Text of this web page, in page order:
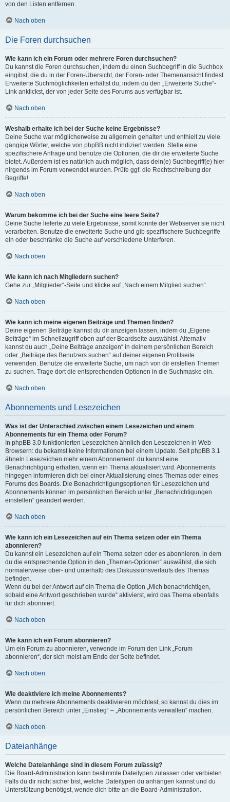
von den Listen entfernen.
Nach oben
Die Foren durchsuchen
Wie kann ich ein Forum oder mehrere Foren durchsuchen?
Du kannst die Foren durchsuchen, indem du einen Suchbegriff in die Suchbox
eingibst, die du in der Foren-Übersicht, der Foren- oder Themenansicht findest.
Erweiterte Suchmöglichkeiten erhältst du, indem du den „Erweiterte Suche“-
Link anklickst, der von jeder Seite des Forums aus verfügbar ist.
Nach oben
Weshalb erhalte ich bei der Suche keine Ergebnisse?
Deine Suche war möglicherweise zu allgemein gehalten und enthielt zu viele
gängige Wörter, welche von phpBB nicht indiziert werden. Stelle eine
spezifischere Anfrage und benutze die Optionen, die dir die erweiterte Suche
bietet. Außerdem ist es natürlich auch möglich, dass dein(e) Suchbegriff(e) hier
nirgends im Forum verwendet wurden. Prüfe ggf. die Rechtschreibung der
Begriffe!
Nach oben
Warum bekomme ich bei der Suche eine leere Seite?
Deine Suche lieferte zu viele Ergebnisse, somit konnte der Webserver sie nicht
verarbeiten. Benutze die erweiterte Suche und gib spezifischere Suchbegriffe
ein oder beschränke die Suche auf verschiedene Unterforen.
Nach oben
Wie kann ich nach Mitgliedern suchen?
Gehe zur „Mitglieder“-Seite und klicke auf „Nach einem Mitglied suchen“.
Nach oben
Wie kann ich meine eigenen Beiträge und Themen finden?
Deine eigenen Beiträge kannst du dir anzeigen lassen, indem du „Eigene
Beiträge“ im Schnellzugriff oben auf der Boardseite auswählst. Alternativ
kannst du auch „Deine Beiträge anzeigen“ in deinem persönlichen Bereich
oder „Beiträge des Benutzers suchen“ auf deiner eigenen Profilseite
verwenden. Benutze die erweiterte Suche, um nach von dir erstellen Themen
zu suchen. Trage dort die entsprechenden Optionen in die Suchmaske ein.
Nach oben
Abonnements und Lesezeichen
Was ist der Unterschied zwischen einem Lesezeichen und einem
Abonnements für ein Thema oder Forum?
In phpBB 3.0 funktionierten Lesezeichen ähnlich den Lesezeichen in Web-
Browsern: du bekamst keine Informationen bei einem Update. Seit phpBB 3.1
ähneln Lesezeichen mehr einem Abonnement: du kannst eine
Benachrichtigung erhalten, wenn ein Thema aktualisiert wird. Abonnements
hingegen informieren dich bei einer Aktualisierung eines Themas oder eines
Forums des Boards. Die Benachrichtigungsoptionen für Lesezeichen und
Abonnements können im persönlichen Bereich unter „Benachrichtigungen
einstellen“ geändert werden.
Nach oben
Wie kann ich ein Lesezeichen auf ein Thema setzen oder ein Thema
abonnieren?
Du kannst ein Lesezeichen auf ein Thema setzen oder es abonnieren, in dem
du die entsprechende Option in den „Themen-Optionen“ auswählst, die sich
normalerweise ober- und unterhalb des Diskussionsverlaufs des Themas
befinden.
Wenn du bei der Antwort auf ein Thema die Option „Mich benachrichtigen,
sobald eine Antwort geschrieben wurde“ aktivierst, wird das Thema ebenfalls
für dich abonniert.
Nach oben
Wie kann ich ein Forum abonnieren?
Um ein Forum zu abonnieren, verwende im Forum den Link „Forum
abonnieren“, der sich meist am Ende der Seite befindet.
Nach oben
Wie deaktiviere ich meine Abonnements?
Wenn du mehrere Abonnements deaktivieren möchtest, so kannst du dies im
persönlichen Bereich unter „Einstieg“ – „Abonnements verwalten“ machen.
Nach oben
Dateianhänge
Welche Dateianhänge sind in diesem Forum zulässig?
Die Board-Administration kann bestimmte Dateitypen zulassen oder verbieten.
Falls du dir nicht sicher bist, welche Dateitypen du anhängen kannst und du
Unterstützung benötigst, wende dich bitte an die Board-Administration.